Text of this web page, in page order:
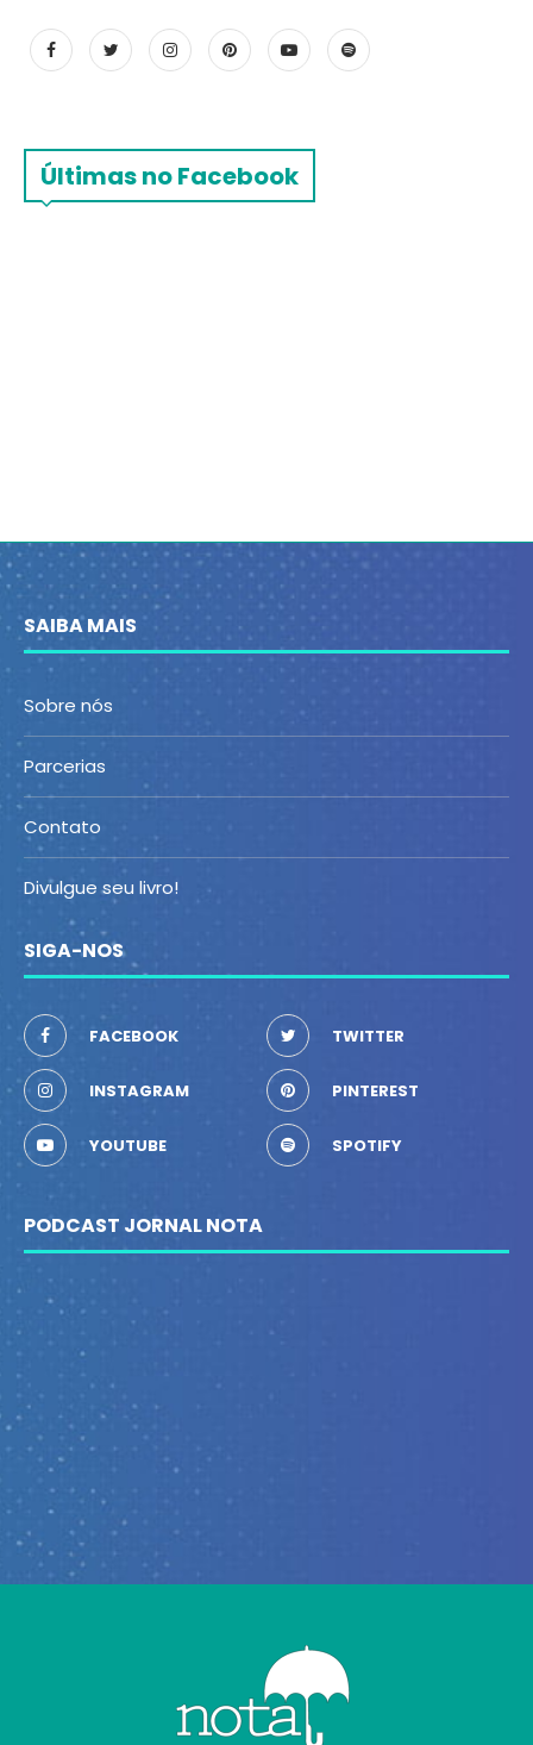
Últimas no Facebook
SAIBA MAIS
Sobre nós
Parcerias
Contato
Divulgue seu livro!
SIGA-NOS
FACEBOOK TWITTER
INSTAGRAM PINTEREST
YOUTUBE SPOTIFY
PODCAST JORNAL NOTA